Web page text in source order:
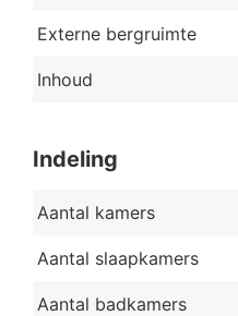
Externe bergruimte
Inhoud
Indeling
Aantal kamers
Aantal slaapkamers
Aantal badkamers